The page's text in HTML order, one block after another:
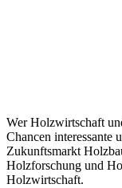
Wer Holzwirtschaft
Chancen interessante
Zukunftsmarkt
Holzforschung und
Holzwirtschaft.